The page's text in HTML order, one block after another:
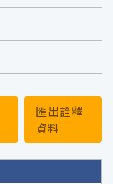
匯出詮釋
資料